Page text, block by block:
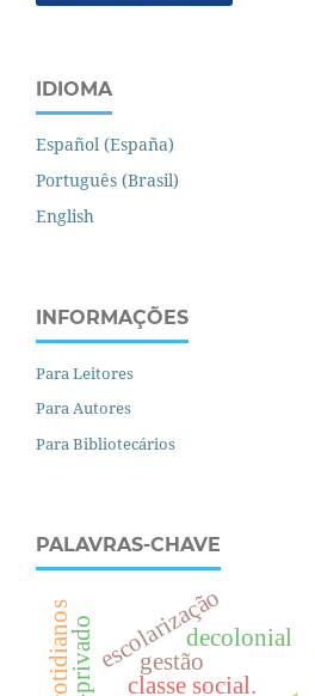
IDIOMA
Español (España)
Português (Brasil)
English
INFORMAÇÕES
Para Leitores
Para Autores
Para Bibliotecários
PALAVRAS-CHAVE
classe social.
gestão
escolarizaçãodecolonial